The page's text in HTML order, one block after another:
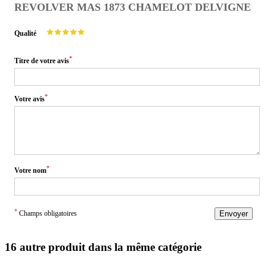
REVOLVER MAS 1873 CHAMELOT DELVIGNE
Qualité
Titre de votre avis*
Votre avis*
Votre nom*
* Champs obligatoires Envoyer
16 autre produit dans la même catégorie